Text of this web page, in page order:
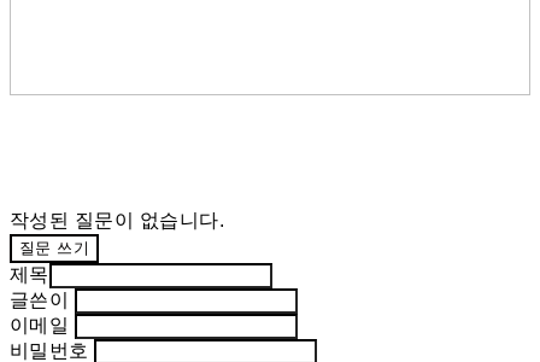
작성된 질문이 없습니다.
질문 쓰기
제목
글쓴이
이메일
비밀번호